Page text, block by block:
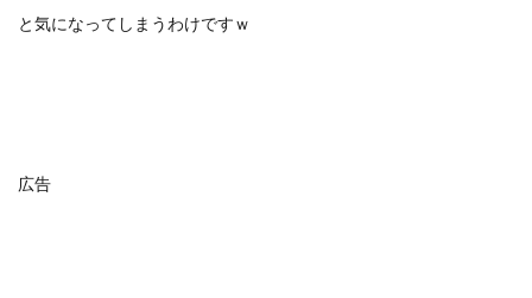
と気になってしまうわけですｗ
広告